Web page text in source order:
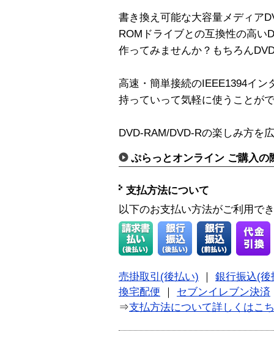
書き換え可能な大容量メディア
ROMドライブとの互換性の高い
作ってみませんか？もちろん
高速・簡単接続のIEEE1394イ
持っていって気軽に使うことが
DVD-RAM/DVD-Rの楽しみ方を
ぷらっとオンライン ご購入の
支払方法について
以下のお支払い方法がご利用で
売掛取引(後払い)
銀行振込(後
換宅配便
セブンイレブン決済
⇒支払方法について詳しくはこ